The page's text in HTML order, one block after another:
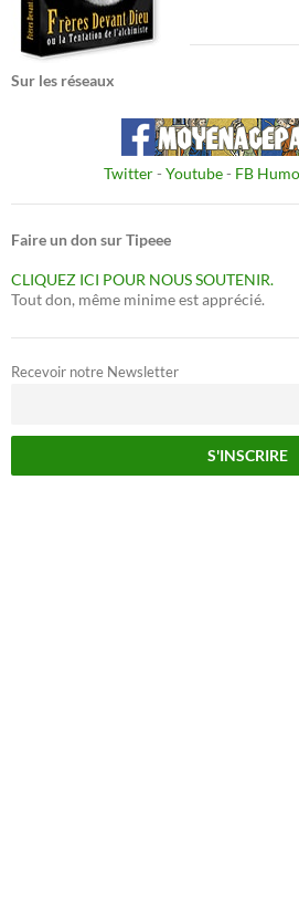
Sur les réseaux
Twitter- Youtube- FB
Faire un don sur Tipeee
CLIQUEZ ICI POUR NOUS SOUTENIR.
Tout don, même minime est apprécié.
Recevoir notre Newsletter